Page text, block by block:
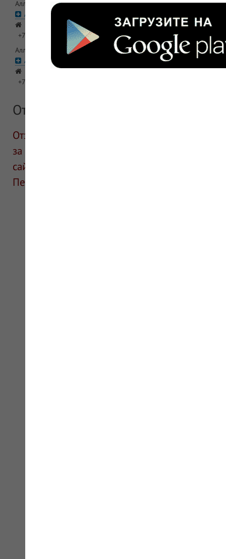
Аллопуринол-Эгис N50 тб 100мг фл
Аптека Пульс Абрамцевская
Москва, Северо-восточный (СВАО), Лианозово, ул
+7 (495) 642-34-25
Аллопуринол-Эгис N30 тб 300мг фл
Аптека Пульс Абрамцевская
Москва, Северо-восточный (СВАО), Лианозово, ул
+7 (495) 642-34-25
Отзывы
Отзывы размещают посетители сайта.
за информацию в отзывах. Описание
сайте для ознакомления и не является
Перед применением необходима